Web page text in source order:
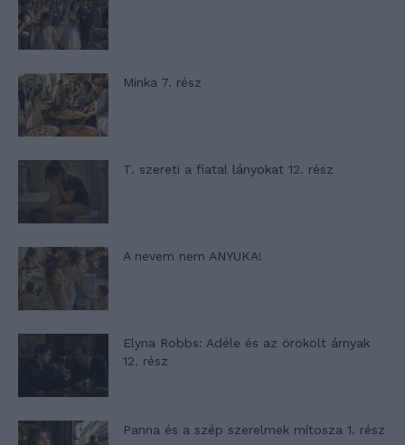
Minka 7. rész
T. szereti a fiatal lányokat 12. rész
A nevem nem ANYUKA!
Elyna Robbs: Adéle és az örökölt árnyak
12. rész
Panna és a szép szerelmek mítosza 1. rész